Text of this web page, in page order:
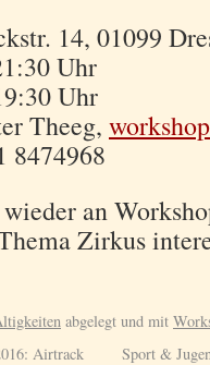
14, 01099
Uhr
Uhr
Theeg,
8474968
an
Zirkus
abgelegt und mit
Airtrack Sport &